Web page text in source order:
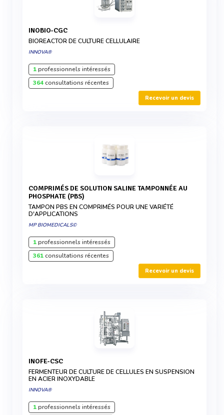
INOBIO-CGC
BIOREACTOR DE CULTURE CELLULAIRE
INNOVA®
1professionnels intéressés
364consultations récentes
Recevoir un devis
COMPRIMÉS DE SOLUTION SALINE TAMPONNÉE AU
PHOSPHATE (PBS)
TAMPON PBS EN COMPRIMÉS POUR UNE VARIÉTÉ
D'APPLICATIONS
MP BIOMEDICALS©
1professionnels intéressés
361consultations récentes
Recevoir un devis
INOFE-CSC
FERMENTEUR DE CULTURE DE CELLULES EN SUSPENSION
EN ACIER INOXYDABLE
INNOVA®
1professionnels intéressés